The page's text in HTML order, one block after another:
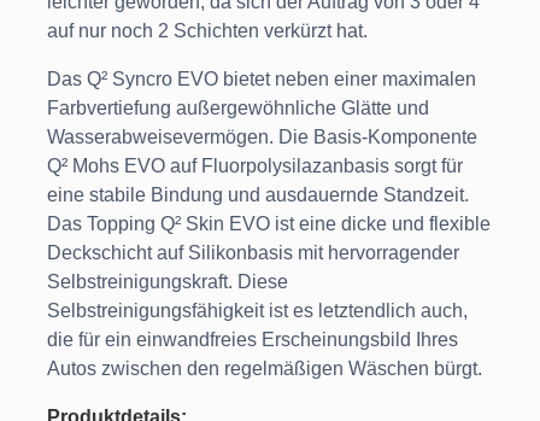
auf nur noch 2 Schichten verkürzt hat.
Das Q² Syncro EVO bietet neben einer maximalen
Farbvertiefung außergewöhnliche Glätte und
Wasserabweisevermögen. Die Basis-Komponente
Q² Mohs EVO auf Fluorpolysilazanbasis sorgt für
eine stabile Bindung und ausdauernde Standzeit.
Das Topping Q² Skin EVO ist eine dicke und flexible
Deckschicht auf Silikonbasis mit hervorragender
Selbstreinigungskraft. Diese
Selbstreinigungsfähigkeit ist es letztendlich auch,
die für ein einwandfreies Erscheinungsbild Ihres
Autos zwischen den regelmäßigen Wäschen bürgt.